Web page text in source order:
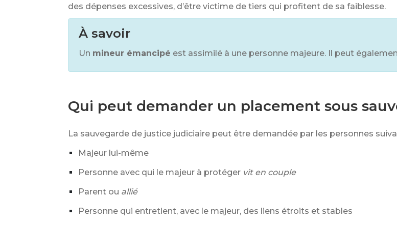
des dépenses excessives, d’être victime de tiers qui profitent de sa faiblesse.
À savoir
Un mineur émancipé est assimilé à une personne majeure. Il peut
Qui peut demander un placement sous
La sauvegarde de justice judiciaire peut être demandée par les personnes
Majeur lui-même
Personne avec qui le majeur à protéger vit en couple
Parent ou allié
Personne qui entretient, avec le majeur, des liens étroits et stables